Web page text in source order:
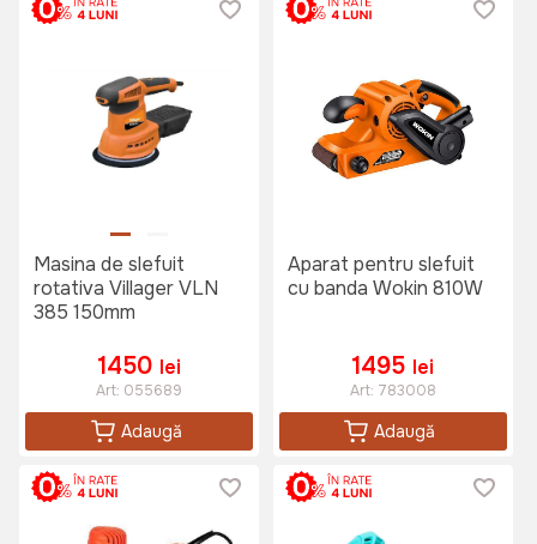
Masina de slefuit
rotativa Villager VLN
385 150mm
1450 lei
Art: 055689
Adaugă
Aparat pentru slefuit
cu banda Wokin 810W
1495 lei
Art: 783008
Adaugă